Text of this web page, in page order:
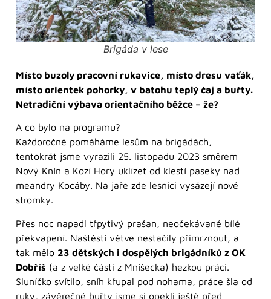
Brigáda v lese
Místo buzoly pracovní rukavice, místo dresu vaťák,
místo orientek pohorky, v batohu teplý čaj a buřty.
Netradiční výbava orientačního běžce – že?
A co bylo na programu?
Každoročně pomáháme lesům na brigádách,
tentokrát jsme vyrazili 25. listopadu 2023 směrem
Nový Knín a Kozí Hory uklízet od klestí paseky nad
meandry Kocáby. Na jaře zde lesníci vysázejí nové
stromky.
Přes noc napadl třpytivý prašan, neočekávané bílé
překvapení. Naštěstí větve nestačily přimrznout, a
tak mělo 23 dětských i dospělých brigádníků z OK
Dobříš (a z velké části z Mníšecka) hezkou práci.
Sluníčko svítilo, sníh křupal pod nohama, práce šla od
ruky, závěrečné buřty jsme si opekli ještě před